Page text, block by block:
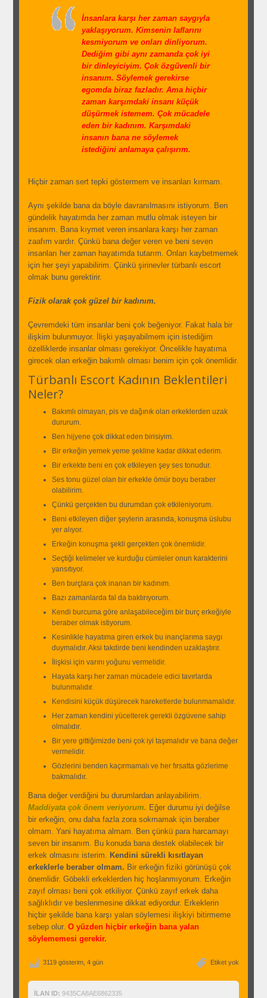
İnsanlara karşı her zaman saygıyla
yaklaşıyorum. Kimsenin laflarını
kesmiyorum ve onları dinliyorum.
Dediğim gibi aynı zamanda çok iyi
bir dinleyiciyim. Çok özgüvenli bir
insanım. Söylemek gerekirse
egomda biraz fazladır. Ama hiçbir
zaman karşımdaki insanı küçük
düşürmek istemem. Çok mücadele
eden bir kadınım. Karşımdaki
insanın bana ne söylemek
istediğini anlamaya çalışırım.
Hiçbir zaman sert tepki göstermem ve insanları kırmam.
Aynı şekilde bana da böyle davranılmasını istiyorum. Ben
gündelik hayatımda her zaman mutlu olmak isteyen bir
insanım. Bana kıymet veren insanlara karşı her zaman
zaafım vardır. Çünkü bana değer veren ve beni seven
insanları her zaman hayatımda tutarım. Onları kaybetmemek
için her şeyi yapabilirim. Çünkü şirinevler türbanlı escort
olmak bunu gerektirir.
Fizik olarak çok güzel bir kadınım.
Çevremdeki tüm insanlar beni çok beğeniyor. Fakat hala bir
ilişkim bulunmuyor. İlişki yaşayabilmem için istediğim
özelliklerde insanlar olması gerekiyor. Öncelikle hayatıma
girecek olan erkeğin bakımlı olması benim için çok önemlidir.
Türbanlı Escort Kadının Beklentileri
Neler?
Bakımlı olmayan, pis ve dağınık olan erkeklerden uzak
dururum.
Ben hijyene çok dikkat eden birisiyim.
Bir erkeğin yemek yeme şekline kadar dikkat ederim.
Bir erkekte beni en çok etkileyen şey ses tonudur.
Ses tonu güzel olan bir erkekle ömür boyu beraber
olabilirim.
Çünkü gerçekten bu durumdan çok etkileniyorum.
Beni etkileyen diğer şeylerin arasında, konuşma üslubu
yer alıyor.
Erkeğin konuşma şekli gerçekten çok önemlidir.
Seçtiği kelimeler ve kurduğu cümleler onun karakterini
yansıtıyor.
Ben burçlara çok inanan bir kadınım.
Bazı zamanlarda fal da baktırıyorum.
Kendi burcuma göre anlaşabileceğim bir burç erkeğiyle
beraber olmak istiyorum.
Kesinlikle hayatıma giren erkek bu inançlarıma saygı
duymalıdır. Aksi takdirde beni kendinden uzaklaştırır.
İlişkisi için varını yoğunu vermelidir.
Hayata karşı her zaman mücadele edici tavırlarda
bulunmalıdır.
Kendisini küçük düşürecek hareketlerde bulunmamalıdır.
Her zaman kendini yücelterek gerekli özgüvene sahip
olmalıdır.
Bir yere gittiğimizde beni çok iyi taşımalıdır ve bana değer
vermelidir.
Gözlerini benden kaçırmamalı ve her fırsatta gözlerime
bakmalıdır.
Bana değer verdiğini bu durumlardan anlayabilirim.
Maddiyata çok önem veriyorum. Eğer durumu iyi değilse
bir erkeğin, onu daha fazla zora sokmamak için beraber
olmam. Yani hayatıma almam. Ben çünkü para harcamayı
seven bir insanım. Bu konuda bana destek olabilecek bir
erkek olmasını isterim. Kendini sürekli kısıtlayan
erkeklerle beraber olmam. Bir erkeğin fiziki görünüşü çok
önemlidir. Göbekli erkeklerden hiç hoşlanmıyorum. Erkeğin
zayıf olması beni çok etkiliyor. Çünkü zayıf erkek daha
sağlıklıdır ve beslenmesine dikkat ediyordur. Erkeklerin
hiçbir şekilde bana karşı yalan söylemesi ilişkiyi bitirmeme
sebep olur.O yüzden hiçbir erkeğin bana yalan
söylememesi gerekir.
Etiket yok
3119 gösterim, 4 gün
İLAN ID: 9435CA8AE6862335